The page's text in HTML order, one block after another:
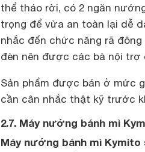
thể tháo rời, có 2 ngăn
trọng để vừa an toàn lại dễ
nhắc đến chức năng rã
đèn nên được các bà nội trợ
Sản phẩm được bán ở mức
cần cân nhắc thật kỹ trước
2.7. Máy nướng bánh mì
Máy nướng bánh mì